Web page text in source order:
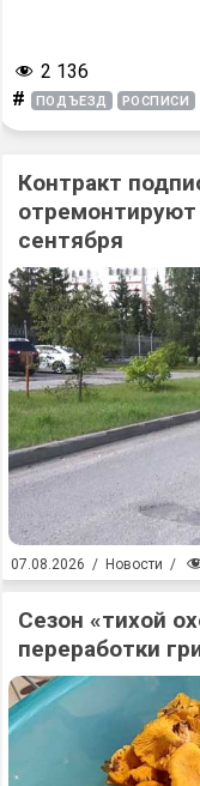
2 136
# ПОДЪЕЗД РОСПИСИ
Контракт
сентября
07.08.2026 / Новости /
Сезон «тихой
переработки